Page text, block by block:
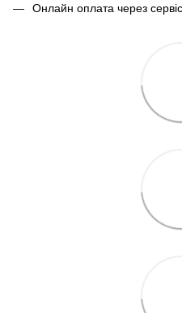
Онлайн оплата через